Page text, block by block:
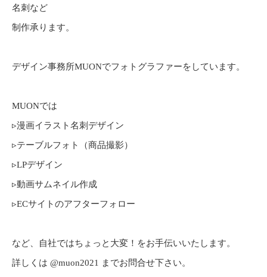
名刺など
制作承ります。
デザイン事務所MUONでフォトグラファーをしています。
MUONでは
▹漫画イラスト名刺デザイン
▹テーブルフォト（商品撮影）
▹LPデザイン
▹動画サムネイル作成
▹ECサイトのアフターフォロー
など、自社ではちょっと大変！をお手伝いいたします。
詳しくは @muon2021 までお問合せ下さい。